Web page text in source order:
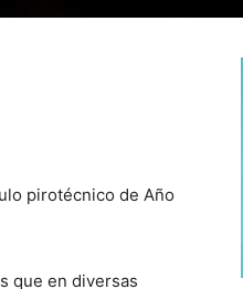
pirotécnico de Año
que en diversas